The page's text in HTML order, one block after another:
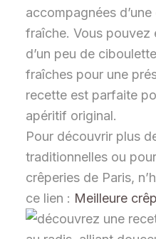
accompagnées
fraîche. Vous pouvez
d’un peu de
fraîches pour une
recette est parfaite
apéritif original.
Pour découvrir plus
traditionnelles ou
crêperies de Paris,
ce lien : Meilleure